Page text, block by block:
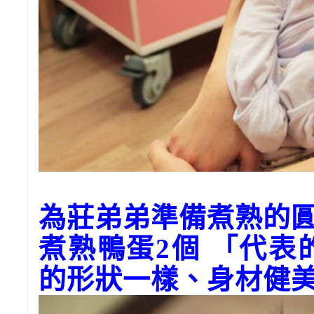
為莊弟弟準備煮熟的
煮熟鴨蛋2個 「代表
的形狀一樣、身材健